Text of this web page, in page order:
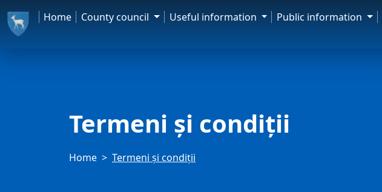
Home County council Useful information Public information
Termeni și condiții
Home Termeni și condiții